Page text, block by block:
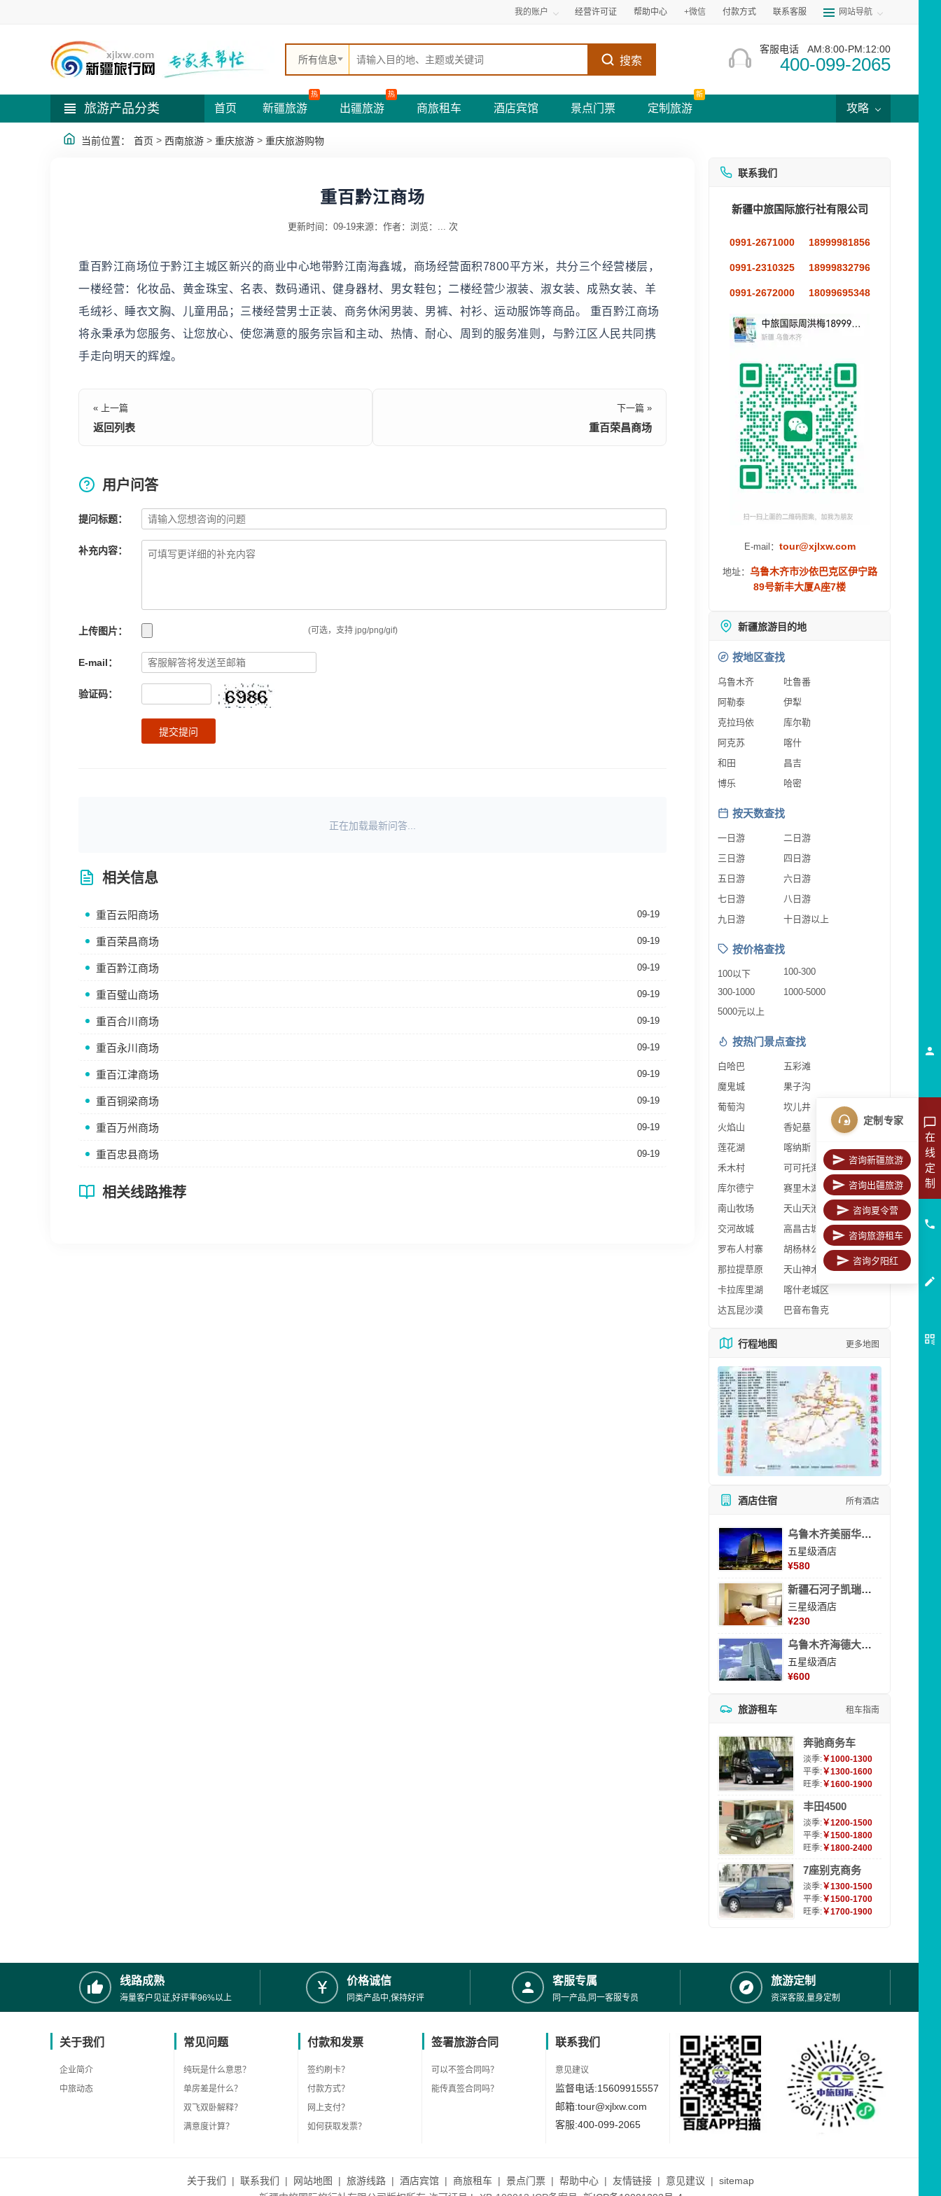
我的账户 经营许可证 帮助中心 +微信 付款方式 联系客服 网站导航
所有信息 搜索
客服电话 AM:8:00-PM:12:00
400-099-2065
旅游产品分类 首页 新疆旅游
热
出疆旅游
热
商旅租车 酒店宾馆 景点门票 定制旅游
新
攻略
当前位置： 首页 > 西南旅游 > 重庆旅游 > 重庆旅游购物
重百黔江商场
更新时间：09-19来源： 作者： 浏览： ... 次
重百黔江商场位于黔江主城区新兴的商业中心地带黔江南海鑫城，商场经营面积7800平方米，共分三个经营楼层，
一楼经营：化妆品、黄金珠宝、名表、数码通讯、健身器材、男女鞋包；二楼经营少淑装、淑女装、成熟女装、羊
毛绒衫、睡衣文胸、儿童用品；三楼经营男士正装、商务休闲男装、男裤、衬衫、运动服饰等商品。 重百黔江商场
将永秉承为您服务、让您放心、使您满意的服务宗旨和主动、热情、耐心、周到的服务准则，与黔江区人民共同携
手走向明天的辉煌。
« 上一篇
返回列表
下一篇 »
重百荣昌商场
用户问答
提问标题：
补充内容：
上传图片： (可选，支持 jpg/png/gif)
E-mail：
验证码：
提交提问
正在加载最新问答...
相关信息
重百云阳商场 09-19
重百荣昌商场 09-19
重百黔江商场 09-19
重百璧山商场 09-19
重百合川商场 09-19
重百永川商场 09-19
重百江津商场 09-19
重百铜梁商场 09-19
重百万州商场 09-19
重百忠县商场 09-19
相关线路推荐
联系我们
新疆中旅国际旅行社有限公司
0991-2671000 18999981856
0991-2310325 18999832796
0991-2672000 18099695348
E-mail： tour@xjlxw.com
地址： 乌鲁木齐市沙依巴克区伊宁路
89号新丰大厦A座7楼
新疆旅游目的地
按地区查找
乌鲁木齐
吐鲁番
阿勒泰
伊犁
克拉玛依
库尔勒
阿克苏
喀什
和田
昌吉
博乐
哈密
按天数查找
一日游
二日游
三日游
四日游
五日游
六日游
七日游
八日游
九日游
十日游以上
按价格查找
100以下
100-300
300-1000
1000-5000
5000元以上
按热门景点查找
白哈巴
五彩滩
魔鬼城
果子沟
葡萄沟
坎儿井
火焰山
香妃墓
莲花湖
喀纳斯
禾木村
可可托海
库尔德宁
赛里木湖
南山牧场
天山天池
交河故城
高昌古城
罗布人村寨
胡杨林公园
那拉提草原
天山神木园
卡拉库里湖
喀什老城区
达瓦昆沙漠
巴音布鲁克
行程地图 更多地图
酒店住宿 所有酒店
乌鲁木齐美丽华大酒
五星级酒店
¥580
新疆石河子凯瑞酒店
三星级酒店
¥230
乌鲁木齐海德大酒店
五星级酒店
¥600
旅游租车 租车指南
奔驰商务车
淡季:￥1000-1300
平季:￥1300-1600
旺季:￥1600-1900
丰田4500
淡季:￥1200-1500
平季:￥1500-1800
旺季:￥1800-2400
7座别克商务
淡季:￥1300-1500
平季:￥1500-1700
旺季:￥1700-1900
线路成熟
海量客户见证,好评率96%以上
价格诚信
同类产品中,保持好评
客服专属
同一产品,同一客服专员
旅游定制
资深客服,量身定制
关于我们
企业简介
中旅动态
常见问题
纯玩是什么意思？
单房差是什么？
双飞双卧解释？
满意度计算？
付款和发票
签约刷卡？
付款方式？
网上支付？
如何获取发票？
签署旅游合同
可以不签合同吗？
能传真签合同吗？
联系我们
意见建议
监督电话:15609915557
邮箱:tour@xjlxw.com
客服:400-099-2065
关于我们 | 联系我们 | 网站地图 | 旅游线路 | 酒店宾馆 | 商旅租车 | 景点门票 | 帮助中心 | 友情链接 | 意见建议 | sitemap
在
线
定
制
定制专家
咨询新疆旅游
咨询出疆旅游
咨询夏令营
咨询旅游租车
咨询夕阳红